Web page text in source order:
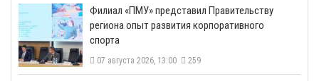
​Филиал «ПМУ» представил Правительству
региона опыт развития корпоративного
спорта
07 августа 2026, 13:00 259